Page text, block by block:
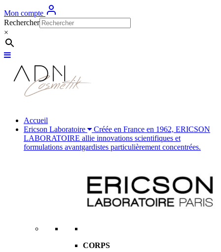
Mon compte
Rechercher
×
Accueil
Ericson Laboratoire
Créée en France en 1962, ERICSON
LABORATOIRE allie innovations scientifiques et
formulations avantgardistes particulièrement concentrées.
CORPS